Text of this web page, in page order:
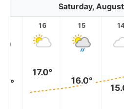
Saturday,
15
16.0°
16
17.0°